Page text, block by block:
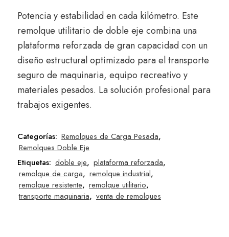
Potencia y estabilidad en cada kilómetro. Este
remolque utilitario de doble eje combina una
plataforma reforzada de gran capacidad con un
diseño estructural optimizado para el transporte
seguro de maquinaria, equipo recreativo y
materiales pesados. La solución profesional para
trabajos exigentes.
Categorías: Remolques de Carga Pesada,
Remolques Doble Eje
Etiquetas: doble eje, plataforma reforzada,
remolque de carga, remolque industrial,
remolque resistente, remolque utilitario,
transporte maquinaria, venta de remolques